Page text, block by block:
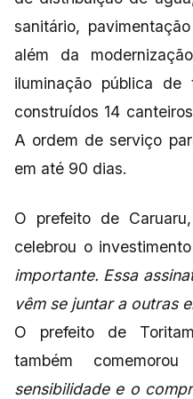
sanitário,
além da
iluminação pública
construídos 14
A ordem de serviço
em até 90 dias.
O prefeito de
celebrou o
importante. Essa
vêm se juntar a outras
O prefeito de
também
sensibilidade e o